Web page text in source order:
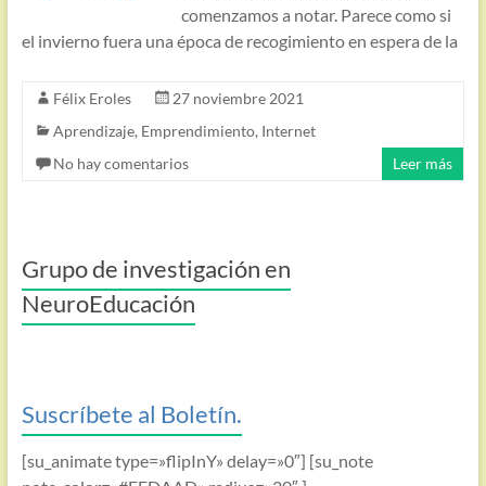
comenzamos a notar. Parece como si
el invierno fuera una época de recogimiento en espera de la
Félix Eroles
27 noviembre 2021
Aprendizaje, Emprendimiento, Internet
No hay comentarios
Leer más
Grupo de investigación en
NeuroEducación
Suscríbete al Boletín.
[su_animate type=»flipInY» delay=»0″] [su_note